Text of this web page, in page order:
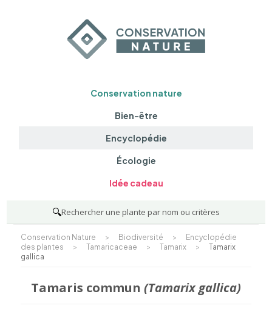
Conservation nature
Bien-être
Encyclopédie
Écologie
Idée cadeau
🔍Rechercher une plante par nom ou critères
Conservation Nature > Biodiversité >
Encyclopédie
des plantes
> Tamaricaceae > Tamarix >
Tamarix
gallica
Tamaris commun (Tamarix gallica)